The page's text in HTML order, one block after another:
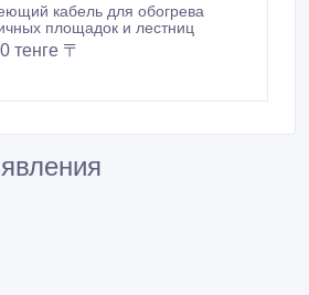
кабель для обогрева
площадок и лестниц
тенге 〒